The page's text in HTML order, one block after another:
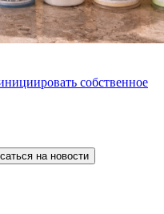
собственное
на новости